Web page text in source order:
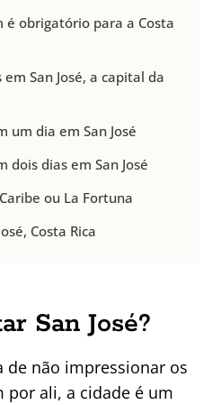
é obrigatório para a Costa
San José, a capital da
um dia em San José
dois dias em San José
ou La Fortuna
Costa Rica
San José?
de não impressionar os
por ali, a cidade é um